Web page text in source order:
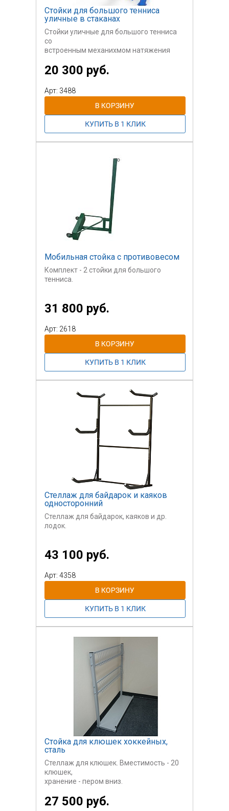
Стойки для большого тенниса
уличные в стаканах
Стойки уличные для большого тенниса
со
встроенным механихмом натяжения
Прямоугольная стальная труба с
порошковым
окрашиванием.
Стомость указана со стаканами, но без
20 300 руб.
Арт: 3488
Мобильная стойка с противовесом
Комплект - 2 стойки для большого
тенниса.
Колесики для перемещения.
31 800 руб.
Арт: 2618
Стеллаж для байдарок и каяков
односторонний
Стеллаж для байдарок, каяков и др.
лодок.
Контактные поверхности закрыты
пластиком.
Сборно-разборная конструкция.
Пользовательские
соединения - болтовые.
Стоимость указан за один стеллаж из
стали
на 3 лодки.
43 100 руб.
Арт: 4358
Стойка для клюшек хоккейных,
сталь
Стеллаж для клюшек. Вместимость - 20
клюшек,
хранение - пером вниз.
27 500 руб.